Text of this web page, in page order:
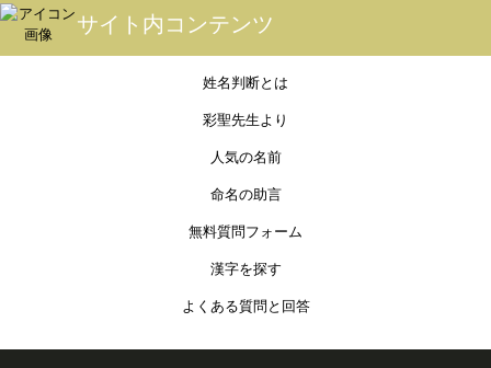
サイト内コンテンツ
姓名判断とは
彩聖先生より
人気の名前
命名の助言
無料質問フォーム
漢字を探す
よくある質問と回答